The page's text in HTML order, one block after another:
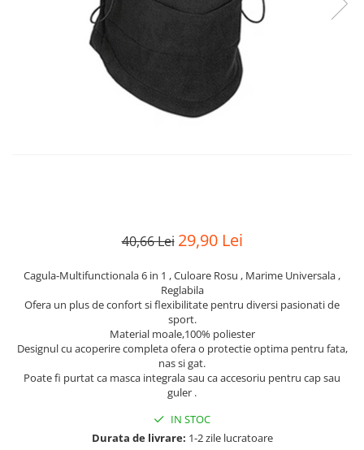
40,66 Lei 29,90 Lei
Cagula-Multifunctionala 6 in 1 , Culoare Rosu , Marime Universala ,
Reglabila
Ofera un plus de confort si flexibilitate pentru diversi pasionati de
sport.
Material moale,100% poliester
Designul cu acoperire completa ofera o protectie optima pentru fata,
nas si gat.
Poate fi purtat ca masca integrala sau ca accesoriu pentru cap sau
guler .
IN STOC
Durata de livrare: 1-2 zile lucratoare